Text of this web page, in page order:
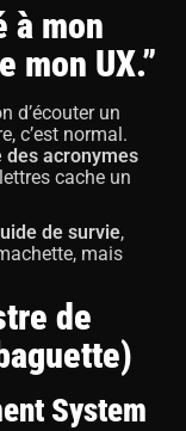
à mon
mon UX.”
d’écouter un
c’est normal.
des acronymes
cache un
de survie,
mais
de
System